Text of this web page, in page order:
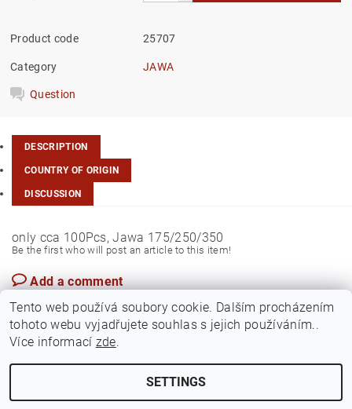
Product code 25707
Category JAWA
Question
DESCRIPTION
COUNTRY OF ORIGIN
DISCUSSION
only cca 100Pcs, Jawa 175/250/350
Be the first who will post an article to this item!
Add a comment
2026 ©Jawamarkt, all rights reserved.Edit cookie settings
Tento web používá soubory cookie. Dalším procházením
tohoto webu vyjadřujete souhlas s jejich používáním..
Více informací zde.
SETTINGS